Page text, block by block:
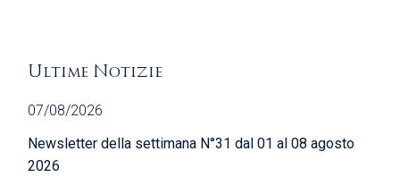
Ultime Notizie
07/08/2026
Newsletter della settimana N°31 dal 01 al 08 agosto
2026